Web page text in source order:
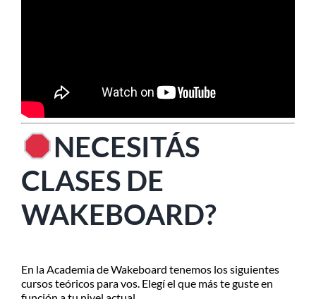
NECESITÁS
CLASES DE
WAKEBOARD?
En la Academia de Wakeboard tenemos los siguientes
cursos teóricos para vos. Elegí el que más te guste en